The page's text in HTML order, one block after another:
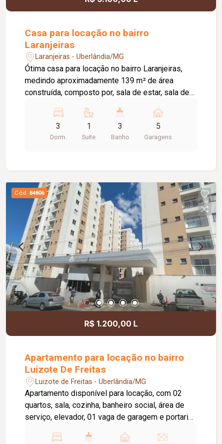
oferecer conforto, sofisticação e funcionalidade.
Casa para locação no bairro
Laranjeiras
Laranjeiras - Uberlândia/MG
Ótima casa para locação no bairro Laranjeiras,
medindo aproximadamente 139 m² de área
construída, composto por, sala de estar, sala de
sendo 01 suite, banheiro social, cozinha com
armários planejados cooktop e geladeira,
despensa e área de serviço, banheiro externo,
3
Dorm.
1
Suite
3
Banho
5
Garagens
Cód. 84806
R$ 1.200,00 L
Apartamento para locação no bairro
Luizote De Freitas
Luizote de Freitas - Uberlândia/MG
Apartamento disponível para locação, com 02
quartos, sala, cozinha, banheiro social, área de
serviço, elevador, 01 vaga de garagem e portaria
piscina e salão de festas, proporcionando mais